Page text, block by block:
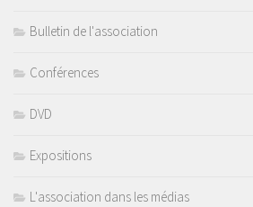
Bulletin de l'association
Conférences
DVD
Expositions
L'association dans les médias